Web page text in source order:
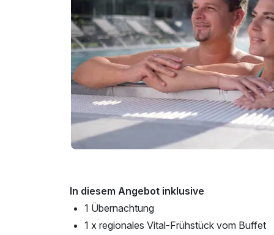
In diesem Angebot inklusive
1 Übernachtung
1 x regionales Vital-Frühstück vom Buffet